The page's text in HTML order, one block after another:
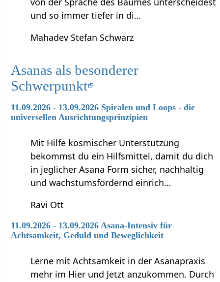
und so immer tiefer in di…
Mahadev Stefan Schwarz
Asanas als besonderer
Schwerpunkt
11.09.2026 - 13.09.2026 Spiralen und Loops - die
universellen Ausrichtungsprinzipien
Mit Hilfe kosmischer Unterstützung
bekommst du ein Hilfsmittel, damit du dich
in jeglicher Asana Form sicher, nachhaltig
und wachstumsfördernd einrich…
Ravi Ott
11.09.2026 - 13.09.2026 Asana-Intensiv für
Achtsamkeit, Geduld und Beweglichkeit
Lerne mit Achtsamkeit in der Asanapraxis
mehr im Hier und Jetzt anzukommen. Durch